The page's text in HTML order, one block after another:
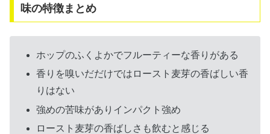
味の特徴まとめ
ホップのふくよかでフルーティーな香りがある
香りを嗅いだだけではロースト麦芽の香ばしい香
りはない
強めの苦味がありインパクト強め
ロースト麦芽の香ばしさも飲むと感じる